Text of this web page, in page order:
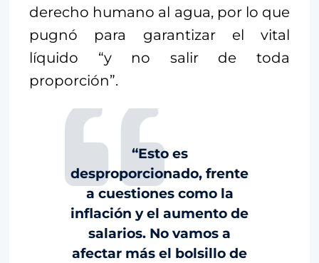
derecho humano al agua, por lo que
pugnó para garantizar el vital
líquido “y no salir de toda
proporción”.
“Esto es
desproporcionado, frente
a cuestiones como la
inflación y el aumento de
salarios. No vamos a
afectar más el bolsillo de